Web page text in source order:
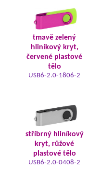
tmavě zelený
hliníkový kryt,
červené plastové
tělo
USB6-2.0-1806-2
stříbrný hliníkový
kryt, růžové
plastové tělo
USB6-2.0-0408-2